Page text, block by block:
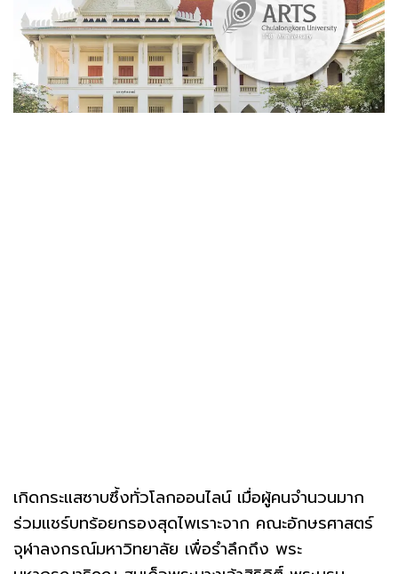
เกิดกระแสซาบซึ้งทั่วโลกออนไลน์ เมื่อผู้คนจำนวนมาก
ร่วมแชร์บทร้อยกรองสุดไพเราะจาก คณะอักษรศาสตร์
จุฬาลงกรณ์มหาวิทยาลัย เพื่อรำลึกถึง พระ